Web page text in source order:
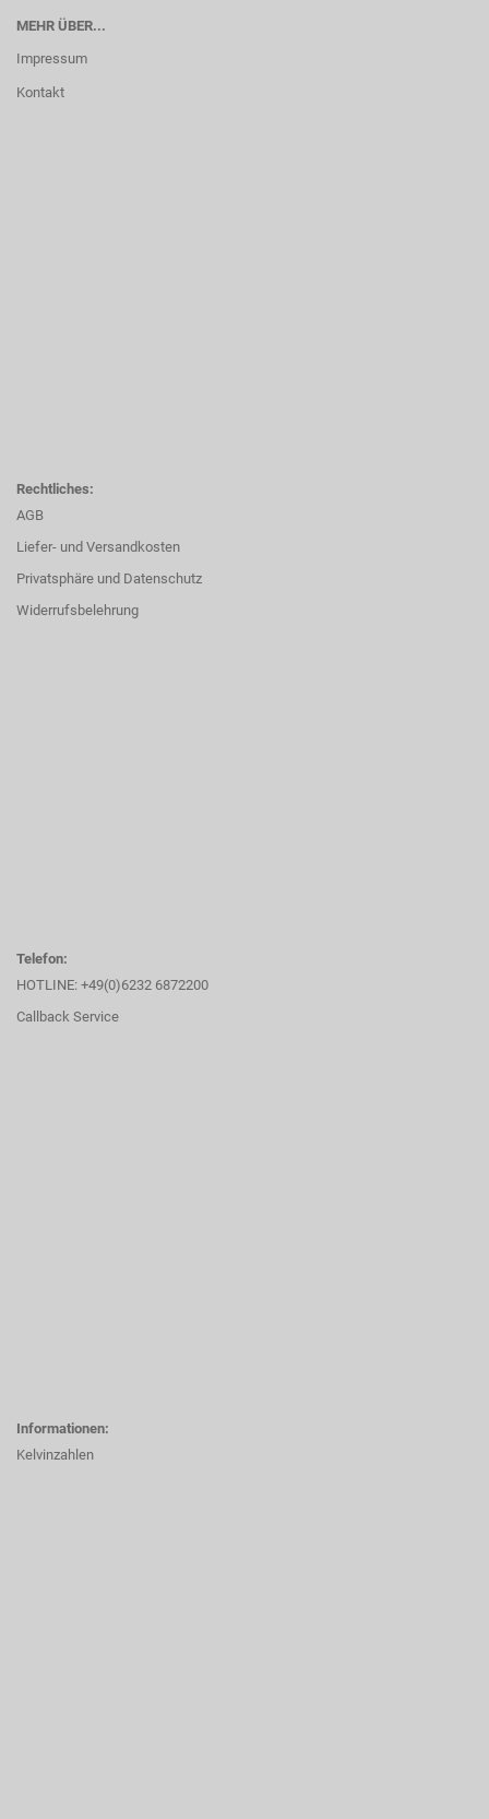
MEHR ÜBER...
Impressum
Kontakt
Rechtliches:
AGB
Liefer- und Versandkosten
Privatsphäre und Datenschutz
Widerrufsbelehrung
Telefon:
HOTLINE: +49(0)6232 6872200
Callback Service
Informationen:
Kelvinzahlen